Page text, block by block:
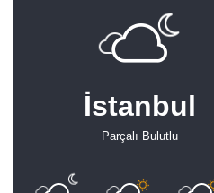
İstanbul
Parçalı Bulutlu